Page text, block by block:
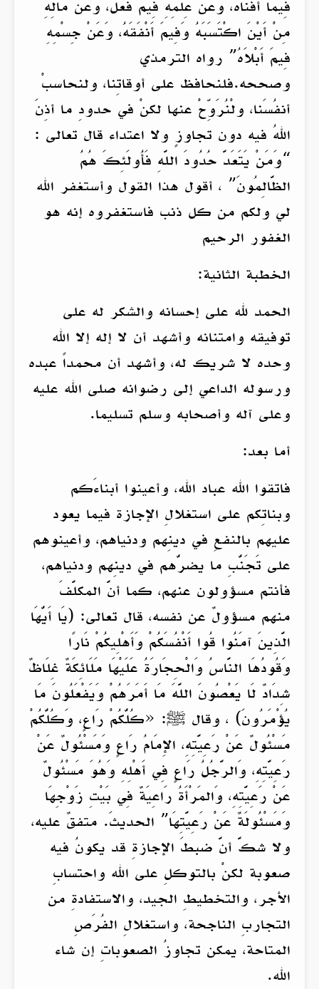
فِيمَا أَفْنَاهُ، وَعَنْ عِلْمِهِ فِيمَ فَعَلَ، وَعَنْ مَالِهِ
مِنْ أَيْنَ اكْتَسَبَهُ وَفِيمَ أَنْفَقَهُ، وَعَنْ جِسْمِهِ
فِيمَ أَبْلاَهُ” رواه الترمذي
وصححه.فلنحافظ على أوقاتِنا، ولنحاسبْ
أنفُسَنا، ولْنُرَوِّحْ عنها لكنْ في حدودِ ما أذِنَ
اللهُ فيه دون تجاوزٍ ولا اعتداء قال تعالى :
“وَمَنْ يَتَعَدَّ حُدُودَ اللَّهِ فَأُولَئِكَ هُمُ
الظَّالِمُونَ” ، أقول هذا القول وأستغفر الله
لي ولكم من كل ذنب فاستغفروه إنه هو
الغفور الرحيم
الخطبة الثانية:
الحمد لله على إحسانه والشكر له على
توفيقه وامتنانه وأشهد أن لا إله إلا الله
وحده لا شريك له، وأشهد أن محمداً عبده
ورسوله الداعي إلى رضوانه صلى الله عليه
وعلى آله وأصحابه وسلم تسليما.
أما بعد:
فاتقوا الله عباد الله، وأعينوا أبناءَكم
وبناتِكم على استغلالِ الإجازة فيما يعود
عليهم بالنفعِ في دينِهم ودنياهم، وأعينوهم
على تَجَنُّبِ ما يضرُّهم في دينِهم ودنياهم،
فأنتم مسؤولون عنهم، كما أنَّ المكلَّفَ
منهم مسؤولٌ عن نفسه، قال تعالى: (يَا أَيُّهَا
الَّذِينَ آمَنُوا قُوا أَنْفُسَكُمْ وَأَهْلِيكُمْ نَارًا
وَقُودُهَا النَّاسُ وَالْحِجَارَةُ عَلَيْهَا مَلَائِكَةٌ غِلَاظٌ
شِدَادٌ لَا يَعْصُونَ اللَّهَ مَا أَمَرَهُمْ وَيَفْعَلُونَ مَا
يُؤْمَرُونَ) ، وقال ﷺ: «كُلُّكُمْ رَاعٍ، وَكُلُّكُمْ
مَسْئُولٌ عَنْ رَعِيَّتِهِ، الإِمَامُ رَاعٍ وَمَسْئُولٌ عَنْ
رَعِيَّتِهِ، وَالرَّجُلُ رَاعٍ فِي أَهْلِهِ وَهُوَ مَسْئُولٌ
عَنْ رَعِيَّتِهِ، وَالمَرْأَةُ رَاعِيَةٌ فِي بَيْتِ زَوْجِهَا
وَمَسْئُولَةٌ عَنْ رَعِيَّتِهَا” الحديثَ. متفقٌ عليه،
ولا شكَّ أنَّ ضبطَ الإجازةِ قد يكونُ فيه
صعوبة لكنْ بالتوكلِ على الله واحتسابِ
الأجر، والتخطيطِ الجيد، والاستفادةِ من
التجاربِ الناجحة، واستغلالِ الفُرَصِ
المتاحة، يمكن تجاوزُ الصعوباتِ إن شاء
الله.